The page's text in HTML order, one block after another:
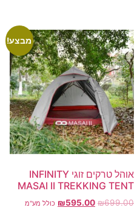
מבצע!
אוהל טרקים זוגי INFINITY
MASAI II TREKKING TENT
₪699.00
₪595.00 כולל מע"מ